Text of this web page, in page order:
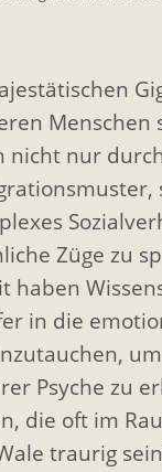
Menschen
nicht nur
Züge zu
haben
in die
Psyche zu
die oft im
traurig